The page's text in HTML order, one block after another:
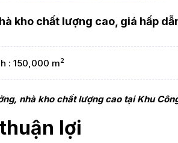
kho chất lượng cao, giá hấp
: 150,000 m2
nhà kho chất lượng cao tại Khu
lợi